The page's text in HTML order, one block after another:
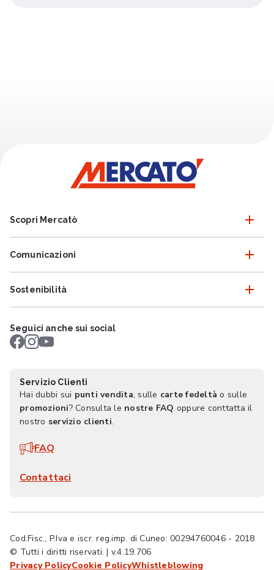
Scopri Mercatò
Comunicazioni
Sostenibilità
Seguici anche sui social
Servizio Clienti
Hai dubbi sui punti vendita, sulle carte fedeltà o sulle
promozioni? Consulta le nostre FAQ oppure conttatta il
nostro servizio clienti.
FAQ
Contattaci
Cod.Fisc., P.Iva e iscr. reg.imp. di Cuneo: 00294760046 - 2018
© Tutti i diritti riservati. | v.4.19.706
Privacy PolicyCookie PolicyWhistleblowing